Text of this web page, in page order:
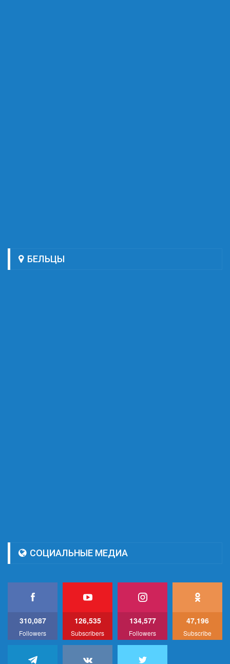
БЕЛЬЦЫ
СОЦИАЛЬНЫЕ МЕДИА
310,087
Followers
126,535
Subscribers
134,577
Followers
47,196
Subscribe